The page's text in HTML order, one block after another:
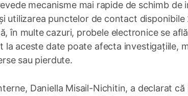
mecanisme mai rapide de schimb
utilizarea punctelor de contact disponibile
în multe cazuri, probele electronice se
la aceste date poate afecta investigațiile,
sau pierdute.
Daniella Misail-Nichitin, a declarat